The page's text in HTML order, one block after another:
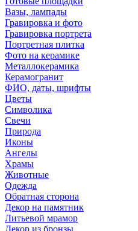
Вазы, лампады
Гравировка и фото
Гравировка портрета
Портретная плитка
Фото на керамике
Металлокерамика
Керамогранит
ФИО, даты, шрифты
Цветы
Символика
Свечи
Природа
Иконы
Ангелы
Храмы
Животные
Одежда
Обратная сторона
Декор на памятник
Литьевой мрамор
Декор из бронзы